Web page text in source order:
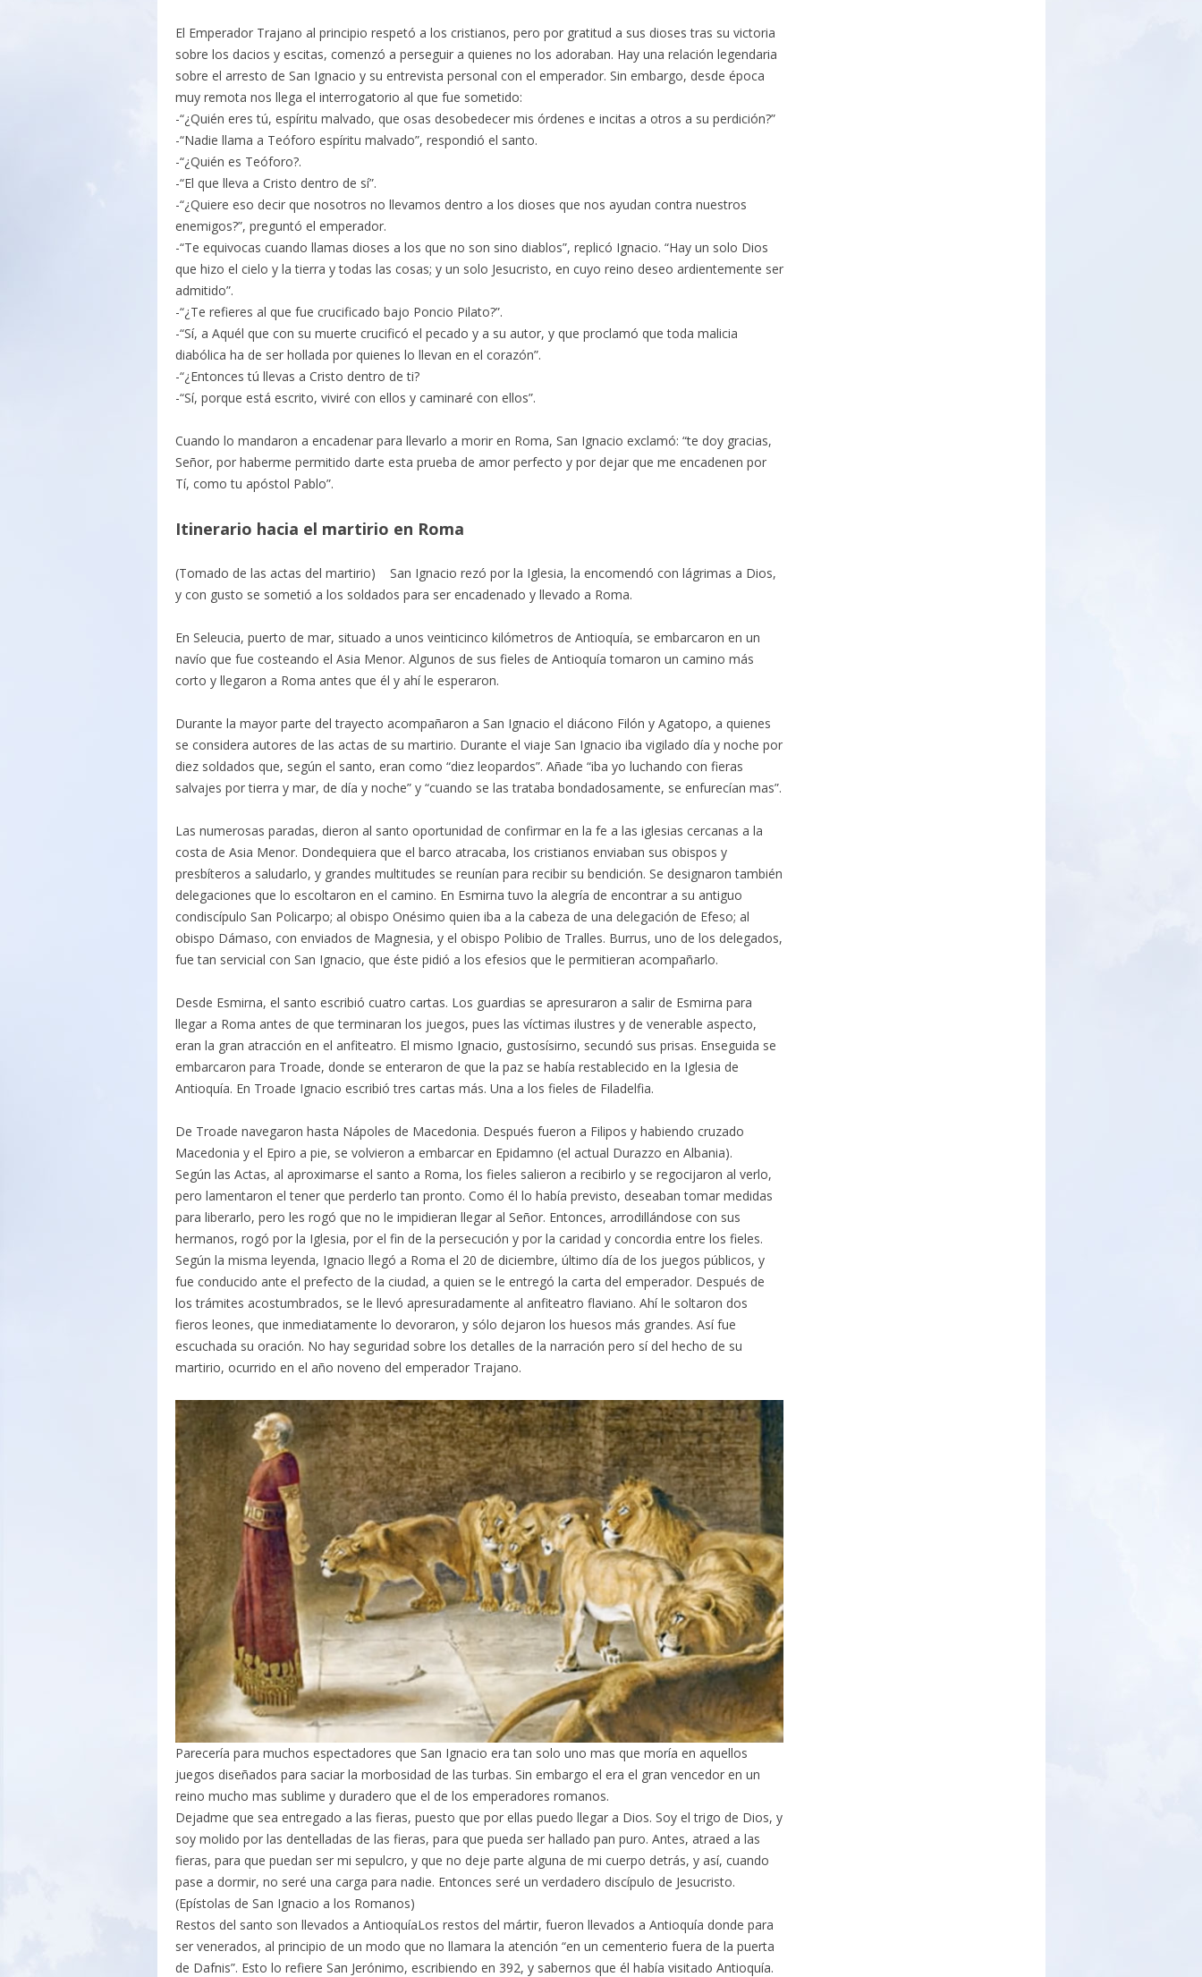
El Emperador Trajano al principio respetó a los cristianos, pero por gratitud a sus dioses tras su victoria
sobre los dacios y escitas, comenzó a perseguir a quienes no los adoraban. Hay una relación legendaria
sobre el arresto de San Ignacio y su entrevista personal con el emperador. Sin embargo, desde época
muy remota nos llega el interrogatorio al que fue sometido:
-“¿Quién eres tú, espíritu malvado, que osas desobedecer mis órdenes e incitas a otros a su perdición?”
-“Nadie llama a Teóforo espíritu malvado”, respondió el santo.
-“¿Quién es Teóforo?.
-“El que lleva a Cristo dentro de sí”.
-“¿Quiere eso decir que nosotros no llevamos dentro a los dioses que nos ayudan contra nuestros
enemigos?”, preguntó el emperador.
-“Te equivocas cuando llamas dioses a los que no son sino diablos”, replicó Ignacio. “Hay un solo Dios
que hizo el cielo y la tierra y todas las cosas; y un solo Jesucristo, en cuyo reino deseo ardientemente ser
admitido”.
-“¿Te refieres al que fue crucificado bajo Poncio Pilato?”.
-“Sí, a Aquél que con su muerte crucificó el pecado y a su autor, y que proclamó que toda malicia
diabólica ha de ser hollada por quienes lo llevan en el corazón”.
-“¿Entonces tú llevas a Cristo dentro de ti?
-“Sí, porque está escrito, viviré con ellos y caminaré con ellos”.
Cuando lo mandaron a encadenar para llevarlo a morir en Roma, San Ignacio exclamó: “te doy gracias,
Señor, por haberme permitido darte esta prueba de amor perfecto y por dejar que me encadenen por
Tí, como tu apóstol Pablo”.
Itinerario hacia el martirio en Roma
(Tomado de las actas del martirio) San Ignacio rezó por la Iglesia, la encomendó con lágrimas a Dios,
y con gusto se sometió a los soldados para ser encadenado y llevado a Roma.
En Seleucia, puerto de mar, situado a unos veinticinco kilómetros de Antioquía, se embarcaron en un
navío que fue costeando el Asia Menor. Algunos de sus fieles de Antioquía tomaron un camino más
corto y llegaron a Roma antes que él y ahí le esperaron.
Durante la mayor parte del trayecto acompañaron a San Ignacio el diácono Filón y Agatopo, a quienes
se considera autores de las actas de su martirio. Durante el viaje San Ignacio iba vigilado día y noche por
diez soldados que, según el santo, eran como “diez leopardos”. Añade “iba yo luchando con fieras
salvajes por tierra y mar, de día y noche” y “cuando se las trataba bondadosamente, se enfurecían mas”.
Las numerosas paradas, dieron al santo oportunidad de confirmar en la fe a las iglesias cercanas a la
costa de Asia Menor. Dondequiera que el barco atracaba, los cristianos enviaban sus obispos y
presbíteros a saludarlo, y grandes multitudes se reunían para recibir su bendición. Se designaron también
delegaciones que lo escoltaron en el camino. En Esmirna tuvo la alegría de encontrar a su antiguo
condiscípulo San Policarpo; al obispo Onésimo quien iba a la cabeza de una delegación de Efeso; al
obispo Dámaso, con enviados de Magnesia, y el obispo Polibio de Tralles. Burrus, uno de los delegados,
fue tan servicial con San Ignacio, que éste pidió a los efesios que le permitieran acompañarlo.
Desde Esmirna, el santo escribió cuatro cartas. Los guardias se apresuraron a salir de Esmirna para
llegar a Roma antes de que terminaran los juegos, pues las víctimas ilustres y de venerable aspecto,
eran la gran atracción en el anfiteatro. El mismo Ignacio, gustosísirno, secundó sus prisas. Enseguida se
embarcaron para Troade, donde se enteraron de que la paz se había restablecido en la Iglesia de
Antioquía. En Troade Ignacio escribió tres cartas más. Una a los fieles de Filadelfia.
De Troade navegaron hasta Nápoles de Macedonia. Después fueron a Filipos y habiendo cruzado
Macedonia y el Epiro a pie, se volvieron a embarcar en Epidamno (el actual Durazzo en Albania).
Según las Actas, al aproximarse el santo a Roma, los fieles salieron a recibirlo y se regocijaron al verlo,
pero lamentaron el tener que perderlo tan pronto. Como él lo había previsto, deseaban tomar medidas
para liberarlo, pero les rogó que no le impidieran llegar al Señor. Entonces, arrodillándose con sus
hermanos, rogó por la Iglesia, por el fin de la persecución y por la caridad y concordia entre los fieles.
Según la misma leyenda, Ignacio llegó a Roma el 20 de diciembre, último día de los juegos públicos, y
fue conducido ante el prefecto de la ciudad, a quien se le entregó la carta del emperador. Después de
los trámites acostumbrados, se le llevó apresuradamente al anfiteatro flaviano. Ahí le soltaron dos
fieros leones, que inmediatamente lo devoraron, y sólo dejaron los huesos más grandes. Así fue
escuchada su oración. No hay seguridad sobre los detalles de la narración pero sí del hecho de su
martirio, ocurrido en el año noveno del emperador Trajano.
Parecería para muchos espectadores que San Ignacio era tan solo uno mas que moría en aquellos
juegos diseñados para saciar la morbosidad de las turbas. Sin embargo el era el gran vencedor en un
reino mucho mas sublime y duradero que el de los emperadores romanos.
Dejadme que sea entregado a las fieras, puesto que por ellas puedo llegar a Dios. Soy el trigo de Dios, y
soy molido por las dentelladas de las fieras, para que pueda ser hallado pan puro. Antes, atraed a las
fieras, para que puedan ser mi sepulcro, y que no deje parte alguna de mi cuerpo detrás, y así, cuando
pase a dormir, no seré una carga para nadie. Entonces seré un verdadero discípulo de Jesucristo.
(Epístolas de San Ignacio a los Romanos)
Restos del santo son llevados a AntioquíaLos restos del mártir, fueron llevados a Antioquía donde para
ser venerados, al principio de un modo que no llamara la atención “en un cementerio fuera de la puerta
de Dafnis”. Esto lo refiere San Jerónimo, escribiendo en 392, y sabernos que él había visitado Antioquía.